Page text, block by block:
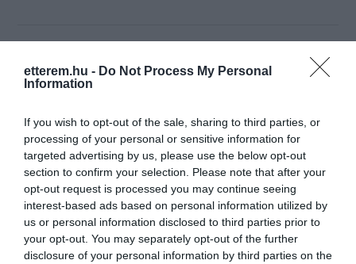
etterem.hu - Do Not Process My Personal
Information
If you wish to opt-out of the sale, sharing to third parties, or
processing of your personal or sensitive information for
targeted advertising by us, please use the below opt-out
section to confirm your selection. Please note that after your
opt-out request is processed you may continue seeing
interest-based ads based on personal information utilized by
us or personal information disclosed to third parties prior to
your opt-out. You may separately opt-out of the further
disclosure of your personal information by third parties on the
1066 Budapest, Teréz Körút 62.
info@bitebakerycafe.hu
http://www.bitebakerycafe.hu
https://www.facebook.com/bitebakerycafe